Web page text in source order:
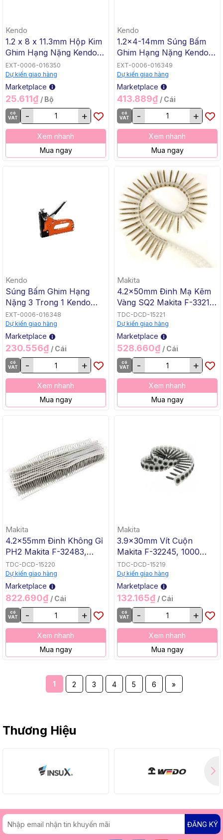
Kendo
1.2 x 8 x 11.3mm Hộp Kim
Ghim Hạng Nặng Kendo
45900, 10 Cái / Hộp, 100
Cái / Thùng
EXT-0006-016350
Dự kiến giao hàng
Marketplace
25.611₫ / Bộ
có
VAT
- +
Xem nhanh
Mua ngay
Kendo
1.2x4-14mm Súng Bấm
Ghim Hạng Nặng Kendo
45902, 5 Cái / Hộp, 10 Cái
/ Thùng
EXT-0006-016349
Dự kiến giao hàng
Marketplace
413.889₫ / Cái
có
VAT
- +
Xem nhanh
Mua ngay
Kendo
Súng Bấm Ghim Hạng
Nặng 3 Trong 1 Kendo
45901, 5 Cái / Hộp, 10 Cái
/ Thùng
EXT-0006-016348
Dự kiến giao hàng
Marketplace
230.556₫ / Cái
có
VAT
- +
Xem nhanh
Mua ngay
Makita
4.2x50mm Đinh Mạ Kẽm
Vàng SQ2 Makita F-33218,
800 Cái/Hộp
TDC-DCD-15221
Dự kiến giao hàng
Marketplace
528.660₫ / Cái
có
VAT
- +
Xem nhanh
Mua ngay
Makita
4.2x55mm Đinh Không Gỉ
PH2 Makita F-32483,
1000 Cái/Hộp
TDC-DCD-15220
Dự kiến giao hàng
Marketplace
822.690₫ / Cái
có
VAT
- +
Xem nhanh
Mua ngay
Makita
3.9x30mm Vít Cuộn
Makita F-32245, 1000
Cái/Hộp
TDC-DCD-15219
Dự kiến giao hàng
Marketplace
132.165₫ / Cái
có
VAT
- +
Xem nhanh
Mua ngay
1 2 3 4 5 6 »
Thương Hiệu
ĐĂNG KÝ